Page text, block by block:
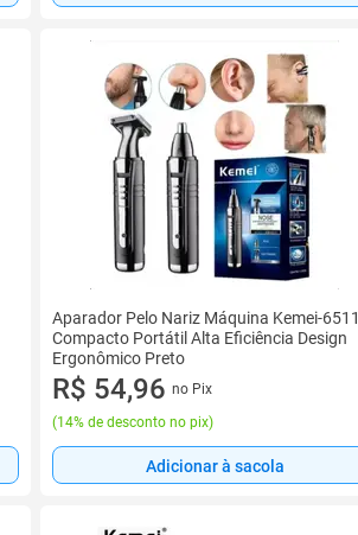
Aparador Pelo Nariz Máquina Kemei-6511
Compacto Portátil Alta Eficiência Design
Ergonômico Preto
R$ 54,96 no Pix
(14% de desconto no pix)
Adicionar à sacola